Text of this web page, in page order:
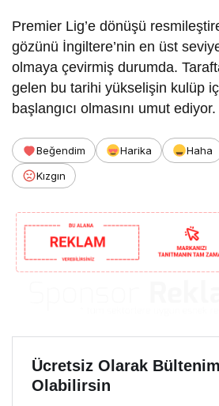
Premier Lig’e dönüşü
gözünü İngiltere’nin en üst
olmaya çevirmiş durumda.
gelen bu tarihi yükselişin kulüp
başlangıcı olmasını umut ediyor.
Beğendim Harika Haha
Kızgın
Ücretsiz Olarak
Olabilirsin